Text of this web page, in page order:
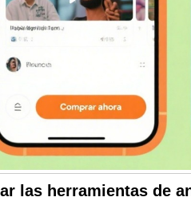
las herramientas de